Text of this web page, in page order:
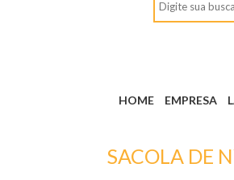
HOME EMPRESA
SACOLA DE